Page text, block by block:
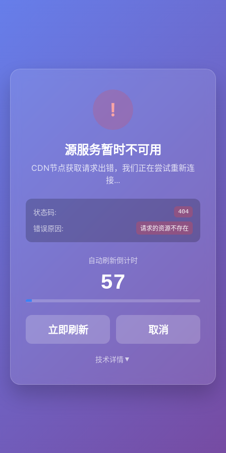
源服务暂时不可用
CDN节点获取请求出错，我们正在尝试重新连
接...
状态码: 404
错误原因: 请求的资源不存在
自动刷新倒计时
57
立即刷新 取消
技术详情▼